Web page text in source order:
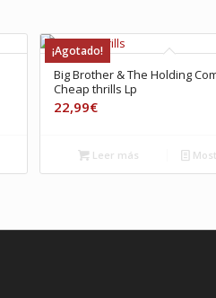
¡Agotado!
Big Brother & The Holding
Cheap thrills Lp
22,99€
Leer más